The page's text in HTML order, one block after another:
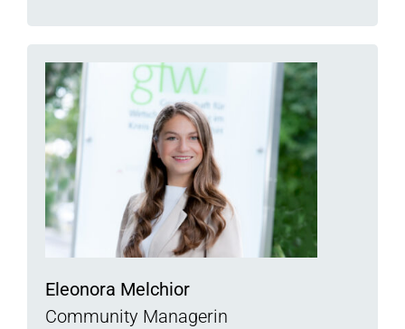
Eleonora Melchior
Community Managerin